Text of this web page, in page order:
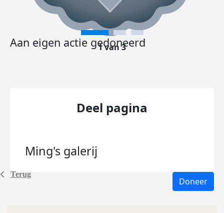
Terug
Aan eigen actie gedoneerd
1 van 3
Deel pagina
Ming's galerij
Doneer